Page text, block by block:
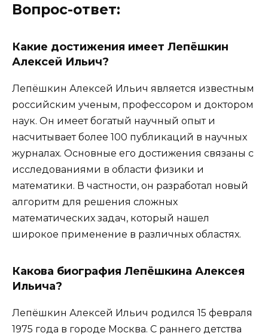
Вопрос-ответ:
Какие достижения имеет Лепёшкин
Алексей Ильич?
Лепёшкин Алексей Ильич является известным
российским ученым, профессором и доктором
наук. Он имеет богатый научный опыт и
насчитывает более 100 публикаций в научных
журналах. Основные его достижения связаны с
исследованиями в области физики и
математики. В частности, он разработал новый
алгоритм для решения сложных
математических задач, который нашел
широкое применение в различных областях.
Какова биография Лепёшкина Алексея
Ильича?
Лепёшкин Алексей Ильич родился 15 февраля
1975 года в городе Москва. С раннего детства